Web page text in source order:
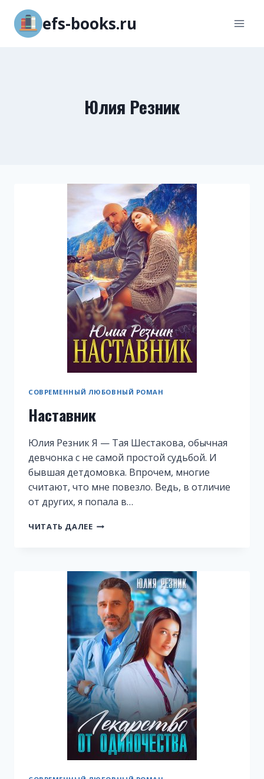
Перейти
содержимому
efs-books.ru
Юлия Резник
СОВРЕМЕННЫЙ ЛЮБОВНЫЙ РОМАН
Наставник
Юлия Резник Я — Тая Шестакова, обычная
девчонка с не самой простой судьбой. И
бывшая детдомовка. Впрочем, многие
считают, что мне повезло. Ведь, в отличие
от других, я попала в…
ЧИТАТЬ ДАЛЕЕ НАСТАВНИК